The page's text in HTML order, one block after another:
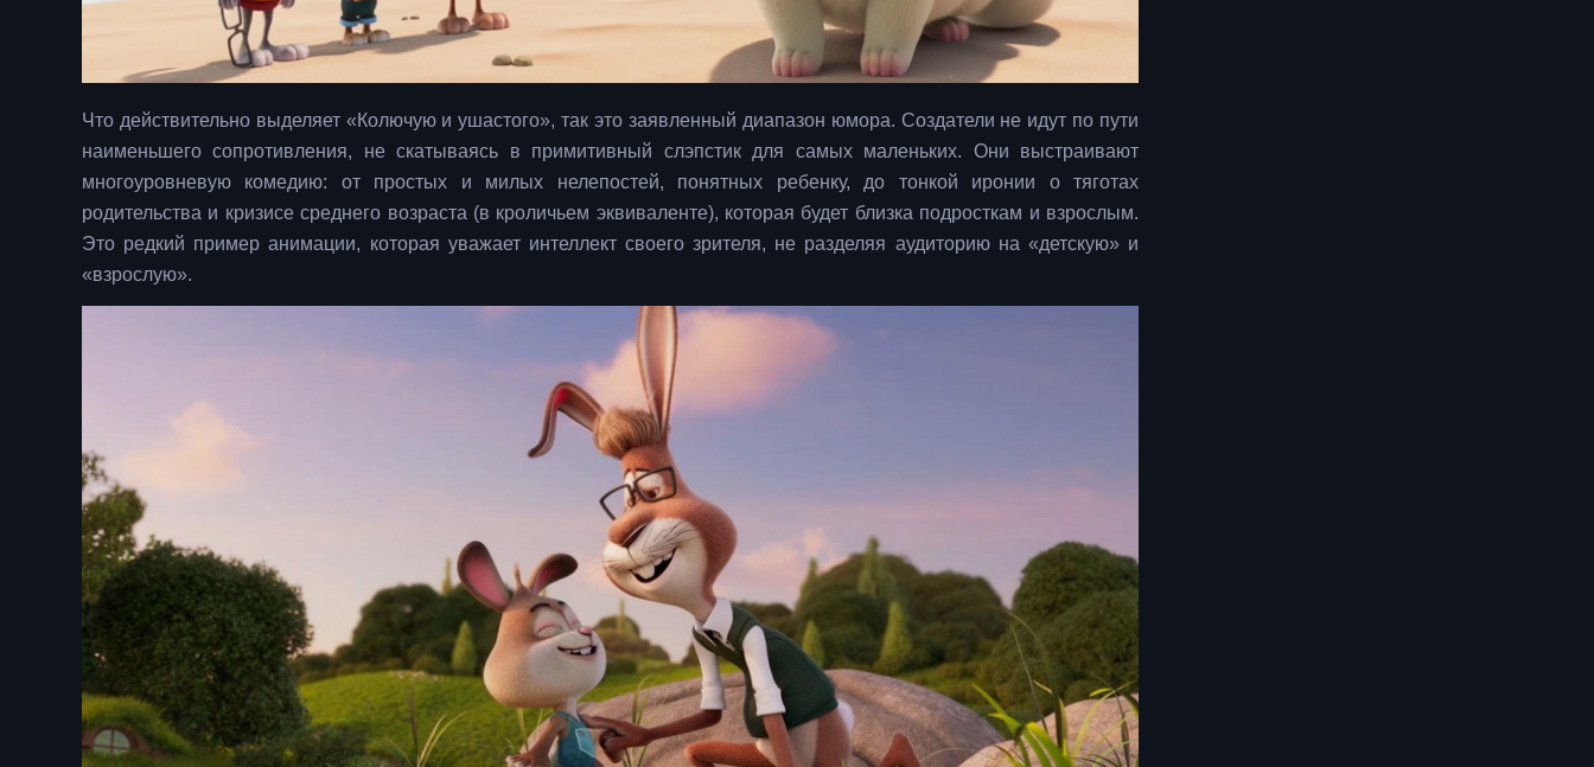
Что действительно выделяет «Колючую и ушастого», так это заявленный диапазон юмора. Создатели не идут по пути
наименьшего сопротивления, не скатываясь в примитивный слэпстик для самых маленьких. Они выстраивают
многоуровневую комедию: от простых и милых нелепостей, понятных ребенку, до тонкой иронии о тяготах
родительства и кризисе среднего возраста (в кроличьем эквиваленте), которая будет близка подросткам и взрослым.
Это редкий пример анимации, которая уважает интеллект своего зрителя, не разделяя аудиторию на «детскую» и
«взрослую».